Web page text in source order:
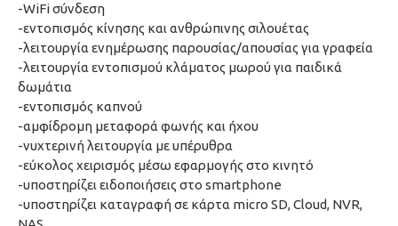
-WiFi σύνδεση
-εντοπισμός κίνησης και ανθρώπινης σιλουέτας
-λειτουργία ενημέρωσης παρουσίας/απουσίας για γραφεία
-λειτουργία εντοπισμού κλάματος μωρού για παιδικά
δωμάτια
-εντοπισμός καπνού
-αμφίδρομη μεταφορά φωνής και ήχου
-νυχτερινή λειτουργία με υπέρυθρα
-εύκολος χειρισμός μέσω εφαρμογής στο κινητό
-υποστηρίζει ειδοποιήσεις στο smartphone
-υποστηρίζει καταγραφή σε κάρτα micro SD, Cloud, NVR,